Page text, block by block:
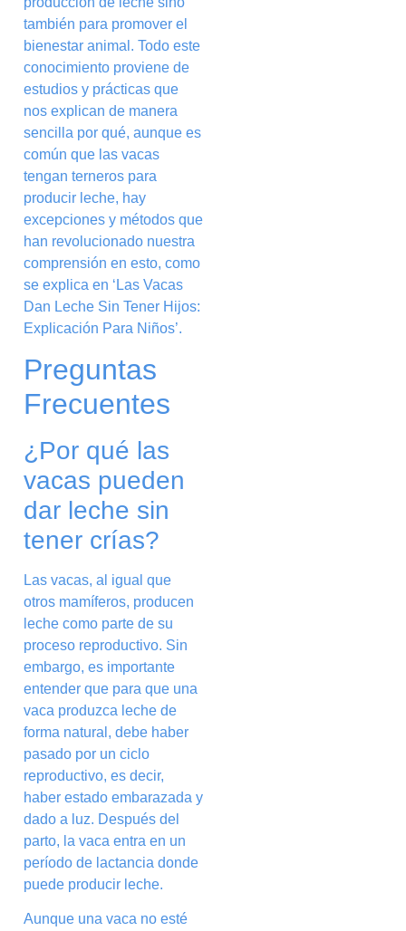
también para promover el
bienestar animal. Todo este
conocimiento proviene de
estudios y prácticas que
nos explican de manera
sencilla por qué, aunque es
común que las vacas
tengan terneros para
producir leche, hay
excepciones y métodos que
han revolucionado nuestra
comprensión en esto, como
se explica en ‘Las Vacas
Dan Leche Sin Tener Hijos:
Explicación Para Niños ’.
Preguntas
Frecuentes
¿Por qué las
vacas pueden
dar leche sin
tener crías?
Las vacas, al igual que
otros mamíferos, producen
leche como parte de su
proceso reproductivo. Sin
embargo, es importante
entender que para que una
vaca produzca leche de
forma natural, debe haber
pasado por un ciclo
reproductivo, es decir,
haber estado embarazada y
dado a luz. Después del
parto, la vaca entra en un
período de lactancia donde
puede producir leche.
Aunque una vaca no esté